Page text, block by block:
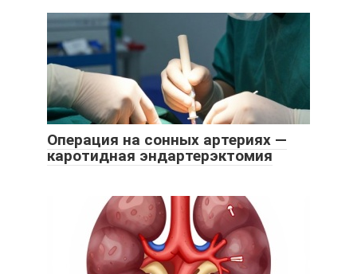
Операция на сонных артериях —
каротидная эндартерэктомия